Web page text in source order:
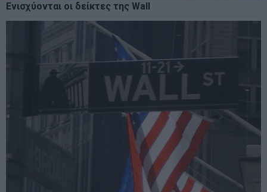
Ενισχύονται οι δείκτες της Wall